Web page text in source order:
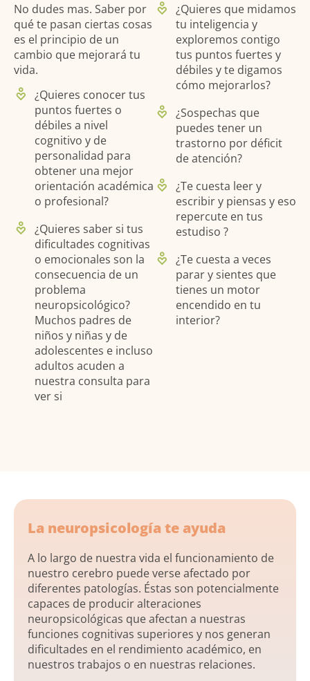
No dudes mas. Saber por
qué te pasan ciertas cosas
es el principio de un
cambio que mejorará tu
vida.
¿Quieres conocer tus
puntos fuertes o
débiles a nivel
cognitivo y de
personalidad para
obtener una mejor
orientación académica
o profesional?
¿Quieres saber si tus
dificultades cognitivas
o emocionales son la
consecuencia de un
problema
neuropsicológico?
Muchos padres de
niños y niñas y de
adolescentes e incluso
adultos acuden a
nuestra consulta para
ver si
¿Quieres que midamos
tu inteligencia y
exploremos contigo
tus puntos fuertes y
débiles y te digamos
cómo mejorarlos?
¿Sospechas que
puedes tener un
trastorno por déficit
de atención?
¿Te cuesta leer y
escribir y piensas y eso
repercute en tus
estudiso ?
¿Te cuesta a veces
parar y sientes que
tienes un motor
encendido en tu
interior?
La neuropsicología te ayuda
A lo largo de nuestra vida el funcionamiento de
nuestro cerebro puede verse afectado por
diferentes patologías. Éstas son potencialmente
capaces de producir alteraciones
neuropsicológicas que afectan a nuestras
funciones cognitivas superiores y nos generan
dificultades en el rendimiento académico, en
nuestros trabajos o en nuestras relaciones.